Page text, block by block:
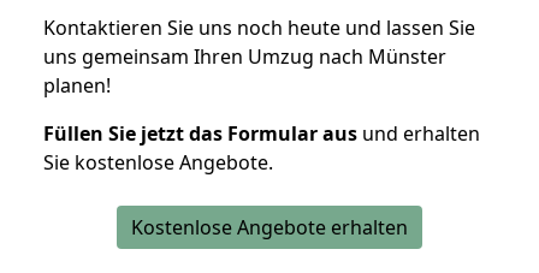
Kontaktieren Sie uns noch heute und lassen Sie
uns gemeinsam Ihren Umzug nach Münster
planen!
Füllen Sie jetzt das Formular aus und erhalten
Sie kostenlose Angebote.
Kostenlose Angebote erhalten